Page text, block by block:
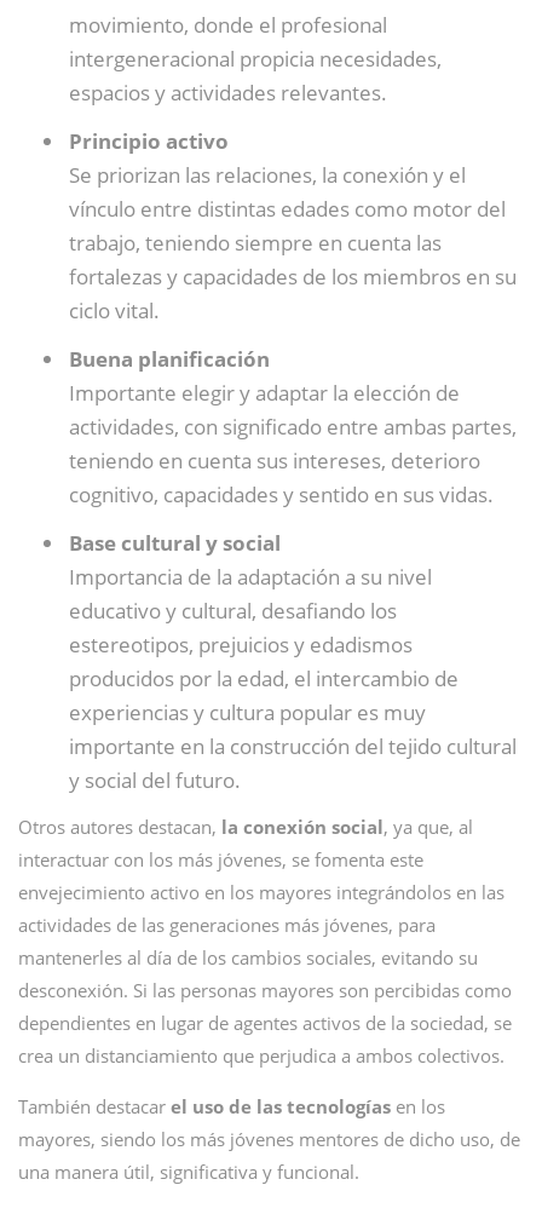
movimiento, donde el profesional
intergeneracional propicia necesidades,
espacios y actividades relevantes.
Principio activo
Se priorizan las relaciones, la conexión y el
vínculo entre distintas edades como motor del
trabajo, teniendo siempre en cuenta las
fortalezas y capacidades de los miembros en su
ciclo vital.
Buena planificación
Importante elegir y adaptar la elección de
actividades, con significado entre ambas partes,
teniendo en cuenta sus intereses, deterioro
cognitivo, capacidades y sentido en sus vidas.
Base cultural y social
Importancia de la adaptación a su nivel
educativo y cultural, desafiando los
estereotipos, prejuicios y edadismos
producidos por la edad, el intercambio de
experiencias y cultura popular es muy
importante en la construcción del tejido cultural
y social del futuro.
Otros autores destacan, la conexión social, ya que, al
interactuar con los más jóvenes, se fomenta este
envejecimiento activo en los mayores integrándolos en las
actividades de las generaciones más jóvenes, para
mantenerles al día de los cambios sociales, evitando su
desconexión. Si las personas mayores son percibidas como
dependientes en lugar de agentes activos de la sociedad, se
crea un distanciamiento que perjudica a ambos colectivos.
También destacar el uso de las tecnologías en los
mayores, siendo los más jóvenes mentores de dicho uso, de
una manera útil, significativa y funcional.